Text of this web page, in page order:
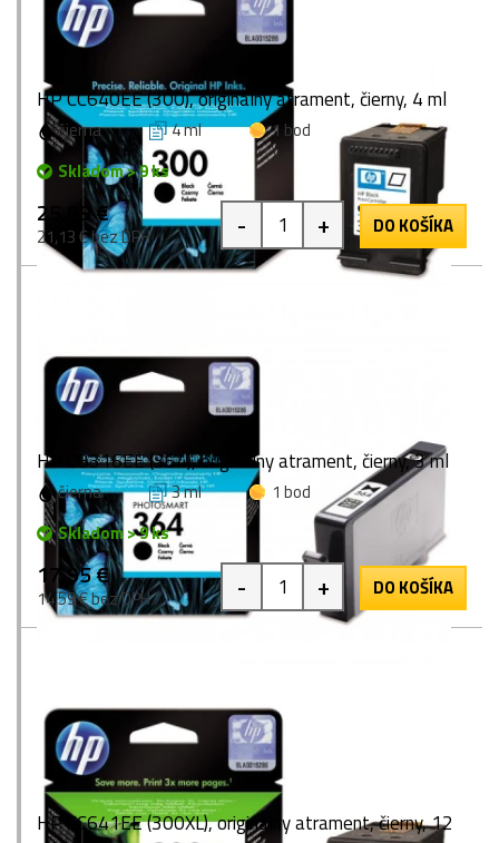
HP CC640EE (300), originálny atrament, čierny, 4 ml
čierna 4 ml
1 bod
Skladom > 9 ks
25,99 €
21,13 € bez DPH - + DO KOŠÍKA
HP CB316EE (364), originálny atrament, čierny, 3 ml
čierna 3 ml
1 bod
Skladom > 9 ks
17,95 €
14,59 € bez DPH - + DO KOŠÍKA
HP CC641EE (300XL), originálny atrament, čierny, 12